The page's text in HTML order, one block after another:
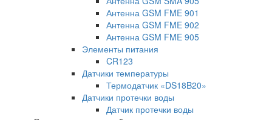
Антенна GSM FME 901
Антенна GSM FME 902
Антенна GSM FME 905
Элементы питания
CR123
Датчики температуры
Термодатчик «DS18B20»
Датчики протечки воды
Датчик протечки воды